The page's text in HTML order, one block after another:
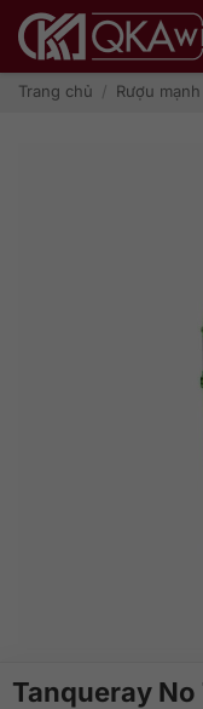
qua
dungTrang chủ / Rượu mạnh
Tanqueray No